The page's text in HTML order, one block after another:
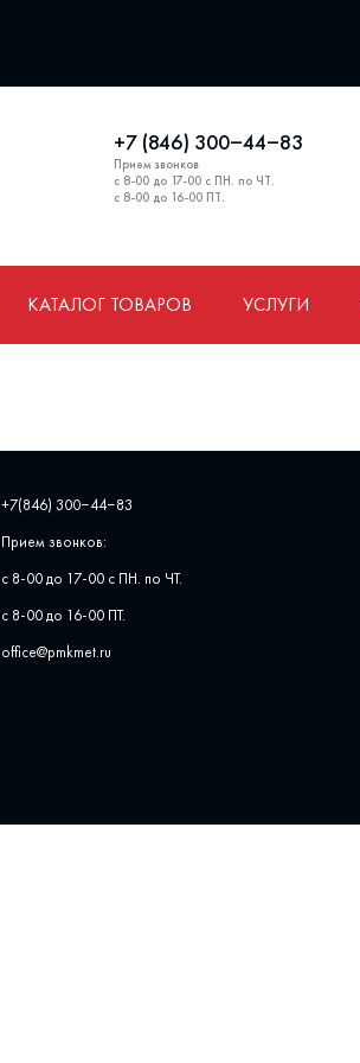
+7 (846) 300‒44‒83
Прием звонков
с 8-00 до 17-00 с ПН. по ЧТ.
с 8-00 до 16-00 ПТ.
КАТАЛОГ ТОВАРОВ УСЛУГИ
+7(846) 300‒44‒83
Прием звонков:
с 8-00 до 17-00 с ПН. по ЧТ.
с 8-00 до 16-00 ПТ.
office@pmkmet.ru